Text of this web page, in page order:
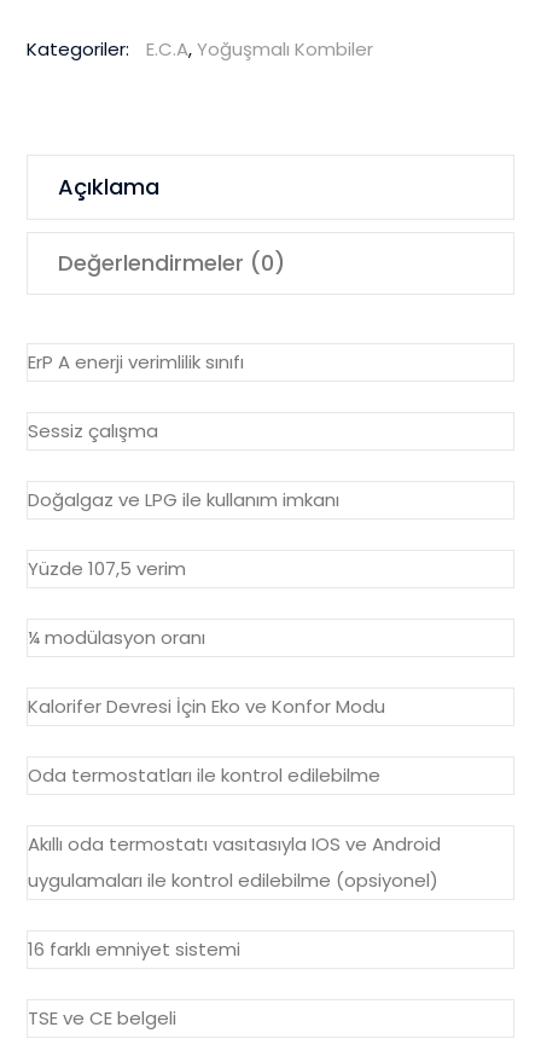
Kategoriler: E.C.A,Yoğuşmalı Kombiler
Açıklama
Değerlendirmeler (0)
ErP A enerji verimlilik sınıfı
Sessiz çalışma
Doğalgaz ve LPG ile kullanım imkanı
Yüzde 107,5 verim
¼ modülasyon oranı
Kalorifer Devresi İçin Eko ve Konfor Modu
Oda termostatları ile kontrol edilebilme
Akıllı oda termostatı vasıtasıyla IOS ve Android
uygulamaları ile kontrol edilebilme (opsiyonel)
16 farklı emniyet sistemi
TSE ve CE belgeli